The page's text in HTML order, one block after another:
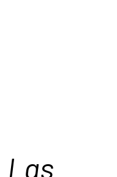
Las